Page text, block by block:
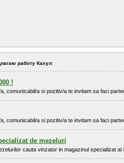
работу Кахул:
!
comunicabil/a si pozitiv/a te invitam sa faci
comunicabil/a si pozitiv/a te invitam sa faci
de mezeluri
cauta vinzator in magazinul specializat